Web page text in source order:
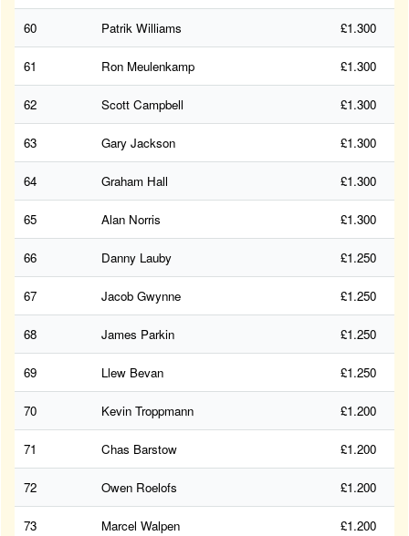
60 Patrik Williams £1.300
61 Ron Meulenkamp £1.300
62 Scott Campbell £1.300
63 Gary Jackson £1.300
64 Graham Hall £1.300
65 Alan Norris £1.300
66 Danny Lauby £1.250
67 Jacob Gwynne £1.250
68 James Parkin £1.250
69 Llew Bevan £1.250
70 Kevin Troppmann £1.200
71 Chas Barstow £1.200
72 Owen Roelofs £1.200
73 Marcel Walpen £1.200